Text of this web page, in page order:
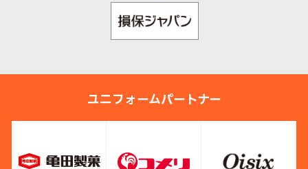
ユニフォームパートナー